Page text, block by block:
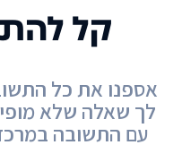
קל
אספנו את כל
לך שאלה שלא
עם התשובה